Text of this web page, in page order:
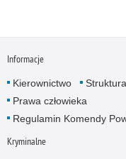
Informacje
Kierownictwo
Prawa człowieka
Regulamin Komendy
Kryminalne